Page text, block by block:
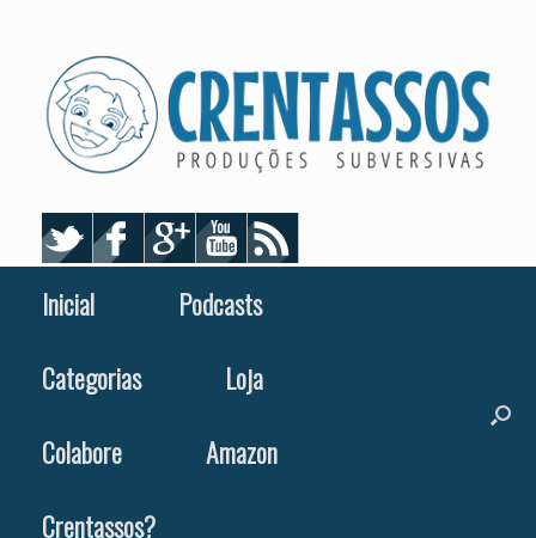
Inicial
Podcasts
Categorias
Loja
Colabore
Amazon
Crentassos?